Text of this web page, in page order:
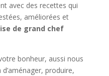
avec des recettes qui
améliorées et
de grand chef
bonheur, aussi nous
produire,